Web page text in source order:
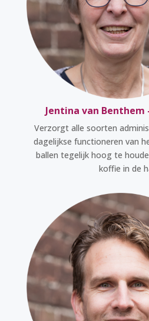
Jentina van Benthem
Verzorgt alle soorten
dagelijkse functioneren van
ballen tegelijk hoog te
koffie in de